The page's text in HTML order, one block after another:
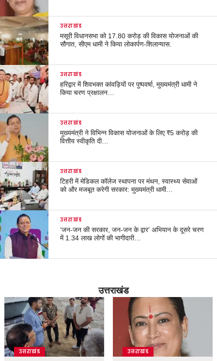
उत्तराखंड
मसूरी विधानसभा को 17.80 करोड़ की विकास योजनाओं की
सौगात, सीएम धामी ने किया लोकार्पण-शिलान्यास.
उत्तराखंड
हरिद्वार में शिवभक्त कांवड़ियों पर पुष्पवर्षा, मुख्यमंत्री धामी ने
किया चरण प्रक्षालन…
उत्तराखंड
मुख्यमंत्री ने विभिन्न विकास योजनाओं के लिए ₹5 करोड़ की
वित्तीय स्वीकृति दी…
उत्तराखंड
टिहरी में मेडिकल कॉलेज स्थापना पर मंथन, स्वास्थ्य सेवाओं
को और मजबूत करेगी सरकार: मुख्यमंत्री धामी…
उत्तराखंड
‘जन-जन की सरकार, जन-जन के द्वार’ अभियान के दूसरे चरण
में 1.34 लाख लोगों की भागीदारी…
उत्तराखंड
उत्तराखंड उत्तराखंड